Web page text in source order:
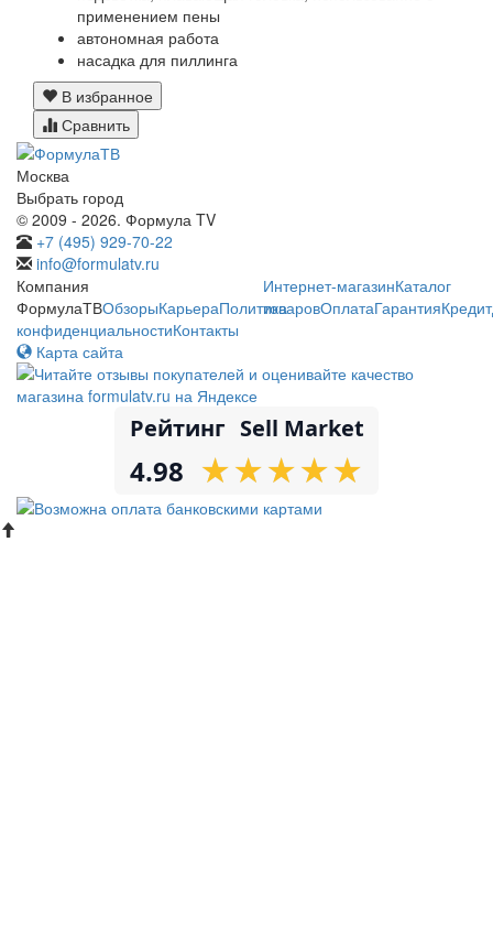
применением пены
автономная работа
насадка для пиллинга
В избранное
Сравнить
Москва
Выбрать город
© 2009 - 2026. Формула TV
+7 (495) 929-70-22
info@formulatv.ru
Компания
ФормулаТВОбзорыКарьераПолитика
конфиденциальностиКонтакты
Интернет-магазинКаталог
товаровОплатаГарантияКредит
Карта сайта
Рейтинг Sell Market
4.98 ★
★★
★★
★★
★★
★